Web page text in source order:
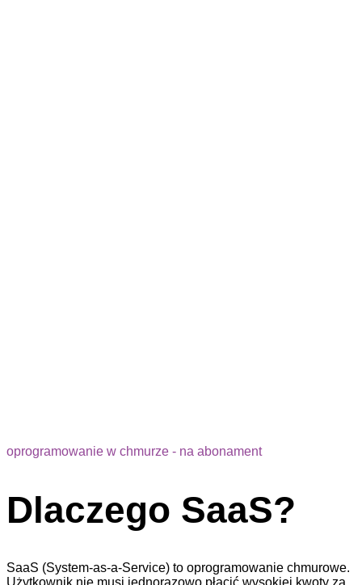
oprogramowanie w chmurze - na abonament
Dlaczego SaaS?
SaaS (System-as-a-Service) to oprogramowanie chmurowe.
Użytkownik nie musi jednorazowo płacić wysokiej kwoty za